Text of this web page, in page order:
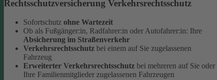
Rechtsschutzversicherung Verkehrsrechtsschutz
Sofortschutz ohne Wartezeit
Ob als Fußgänger:in, Radfahrer:in oder Autofahrer:in: Ihre
Absicherung im Straßenverkehr
Verkehrsrechtsschutz bei einem auf Sie zugelassenen
Fahrzeug
Erweiterter Verkehrsrechtsschutz bei mehreren auf Sie oder
Ihre Familienmitglieder zugelassenen Fahrzeugen